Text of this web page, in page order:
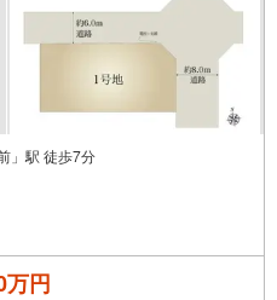
」駅 徒歩7分
万円